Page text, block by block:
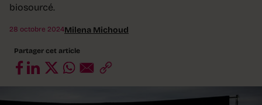
biosourcé.
28 octobre 2024Milena Michoud
Partager cet article